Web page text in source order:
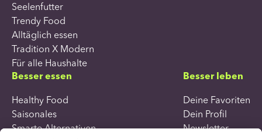
Seelenfutter
Trendy Food
Alltäglich essen
Tradition X Modern
Für alle Haushalte
Besser essen
Healthy Food
Saisonales
Smarte Alternativen
Besser leben
Deine Favoriten
Dein Profil
Newsletter